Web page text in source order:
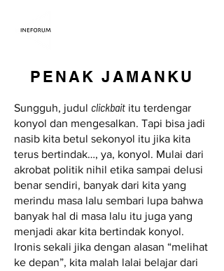
PENAK JAMANKU
Sungguh, judul clickbait itu terdengar
konyol dan mengesalkan. Tapi bisa jadi
nasib kita betul sekonyol itu jika kita
terus bertindak…, ya, konyol. Mulai dari
akrobat politik nihil etika sampai delusi
benar sendiri, banyak dari kita yang
merindu masa lalu sembari lupa bahwa
banyak hal di masa lalu itu juga yang
menjadi akar kita bertindak konyol.
Ironis sekali jika dengan alasan “melihat
ke depan”, kita malah lalai belajar dari